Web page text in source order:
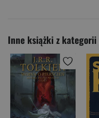
Inne książki z kategorii